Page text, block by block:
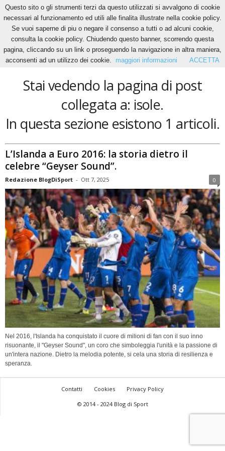
Home Tags Isole
isole
Stai vedendo la pagina di post
collegata a: isole.
In questa sezione esistono 1 articoli.
L’Islanda a Euro 2016: la storia dietro il
celebre “Geyser Sound”.
Redazione BlogDiSport - Ott 7, 2025 0
Nel 2016, l'Islanda ha conquistato il cuore di milioni di fan con il suo inno
risuonante, il "Geyser Sound", un coro che simboleggia l'unità e la passione di
un'intera nazione. Dietro la melodia potente, si cela una storia di resilienza e
speranza.
Contatti Cookies
Privacy Policy
© 2014 - 2024 Blog di Sport
Questo sito o gli strumenti terzi da questo utilizzati si avvalgono di cookie
necessari al funzionamento ed utili alle finalita illustrate nella cookie policy.
Se vuoi saperne di piu o negare il consenso a tutti o ad alcuni cookie,
consulta la cookie policy. Chiudendo questo banner, scorrendo questa
pagina, cliccando su un link o proseguendo la navigazione in altra maniera,
acconsenti ad un utilizzo dei cookie.
maggiori informazioni ACCETTA